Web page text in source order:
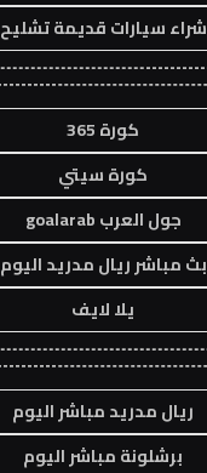
شراء سيارات قديمة تشليح
كورة 365
كورة سيتي
جول العرب goalarab
بث مباشر ريال مدريد اليوم
يلا لايف
ريال مدريد مباشر اليوم
برشلونة مباشر اليوم